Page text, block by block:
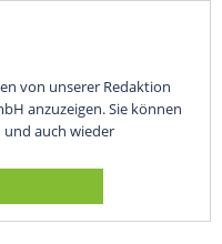
von unserer Redaktion
anzuzeigen. Sie können
und auch wieder